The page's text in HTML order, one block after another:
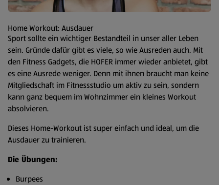
Home Workout: Ausdauer
Sport sollte ein wichtiger Bestandteil in unser aller Leben
sein. Gründe dafür gibt es viele, so wie Ausreden auch. Mit
den Fitness Gadgets, die HOFER immer wieder anbietet, gibt
es eine Ausrede weniger. Denn mit ihnen braucht man keine
Mitgliedschaft im Fitnessstudio um aktiv zu sein, sondern
kann ganz bequem im Wohnzimmer ein kleines Workout
absolvieren.
Dieses Home-Workout ist super einfach und ideal, um die
Ausdauer zu trainieren.
Die Übungen:
Burpees